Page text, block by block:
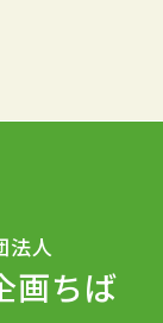
法人
画ちば